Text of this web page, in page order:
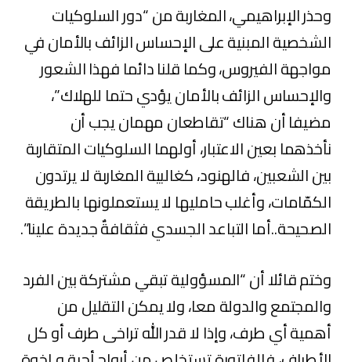
وحذر الإبراهيمي، المغاربة من “دور السلوكيات
الشخصية المبنية على الإحساس الزائف بالأمان في
مواجهة الفيروس، وكما قلنا دائما فهذا الشعور
والإحساس الزائف بالأمان يؤدي حتما للهلاك”،
مضيفا أن هناك “تقاطعان مهمان يجب أن
نأخذهما بعين الاعتبار، أولهما السلوكيات المتقاربة
بين الشعبين، فالهنود، كغالبية المغاربة لا يرتدون
الكمّامات، وأغلب حامليها لا يستعملونها بالطريقة
الصحيحة..أما التباعد الجسدي فثقافةٌ جديدة علينا”.
وختم قائلا أن “المسؤولية تبقي مشتركة بين الفرد
والمجتمع والدولة معا، ولا يمكن التقليل من
أهمية أي طرف، وإذا لا قدر الله تراخى طرف أو كل